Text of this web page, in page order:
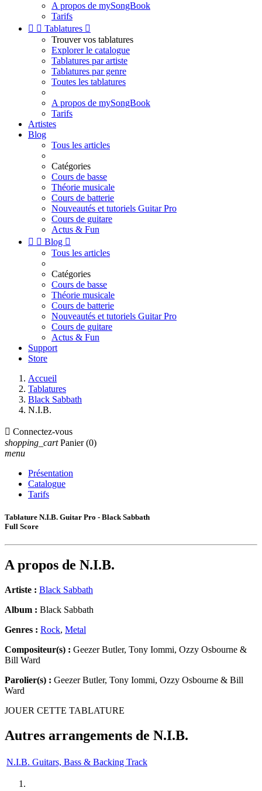
A propos de mySongBook
Tarifs
  Tablatures 
Trouver vos tablatures
Explorer le catalogue
Tablatures par artiste
Tablatures par genre
Toutes les tablatures
A propos de mySongBook
Tarifs
Artistes
Blog
Tous les articles
Catégories
Cours de basse
Théorie musicale
Cours de batterie
Nouveautés et tutoriels Guitar Pro
Cours de guitare
Actus & Fun
  Blog 
Tous les articles
Catégories
Cours de basse
Théorie musicale
Cours de batterie
Nouveautés et tutoriels Guitar Pro
Cours de guitare
Actus & Fun
Support
Store
Accueil
Tablatures
Black Sabbath
N.I.B.
 Connectez-vous
shopping_cart Panier (0)
menu
Présentation
Catalogue
Tarifs
Tablature N.I.B. Guitar Pro - Black Sabbath
Full Score
A propos de N.I.B.
Artiste : Black Sabbath
Album : Black Sabbath
Genres : Rock, Metal
Compositeur(s) : Geezer Butler, Tony Iommi, Ozzy Osbourne &
Bill Ward
Parolier(s) : Geezer Butler, Tony Iommi, Ozzy Osbourne & Bill
Ward
JOUER CETTE TABLATURE
Autres arrangements de N.I.B.
N.I.B. Guitars, Bass & Backing Track